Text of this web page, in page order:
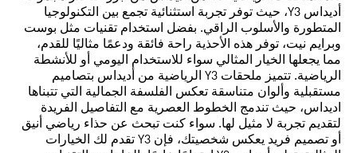
أديداس Y3، حيث توفر تجربة استثنائية تجمع بين التكنولوجيا
المتطورة والأسلوب الراقي. بفضل استخدام تقنيات مثل بوست
وبرايم نيت، توفر هذه الأحذية راحة فائقة ودعمًا مثاليًا للقدم،
مما يجعلها الخيار المثالي سواء للاستخدام اليومي أو للأنشطة
الرياضية. تتميز ملحقات Y3 الرياضية من أديداس بتصاميم
مستقبلية وألوان متناسقة تعكس الفلسفة الجمالية التي تتبناها
اديداس، حيث تندمج الخطوط العصرية مع التفاصيل الفريدة
لتقديم تجربة لا مثيل لها. سواء كنت تبحث عن حذاء رياضي أنيق
أو تصميم فريد يعكس شخصيتك، فإن Y3 تقدم لك الخيارات